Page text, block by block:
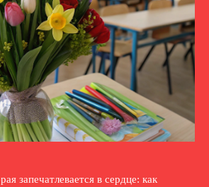
запечатлевается в сердце: как